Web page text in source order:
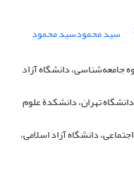
سید محمودسید محمود
دانشگاه آزاد
تهران، دانشکدة علوم
دانشگاه آزاد اسلامی،